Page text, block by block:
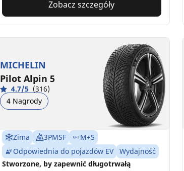
Zobacz szczegóły
MICHELIN
Pilot Alpin 5
4.7/5 (316)
4 Nagrody
Zima 3PMSF
M+S
Odpowiednia do pojazdów EV
Wydajność
Stworzone, by zapewnić długotrwałą